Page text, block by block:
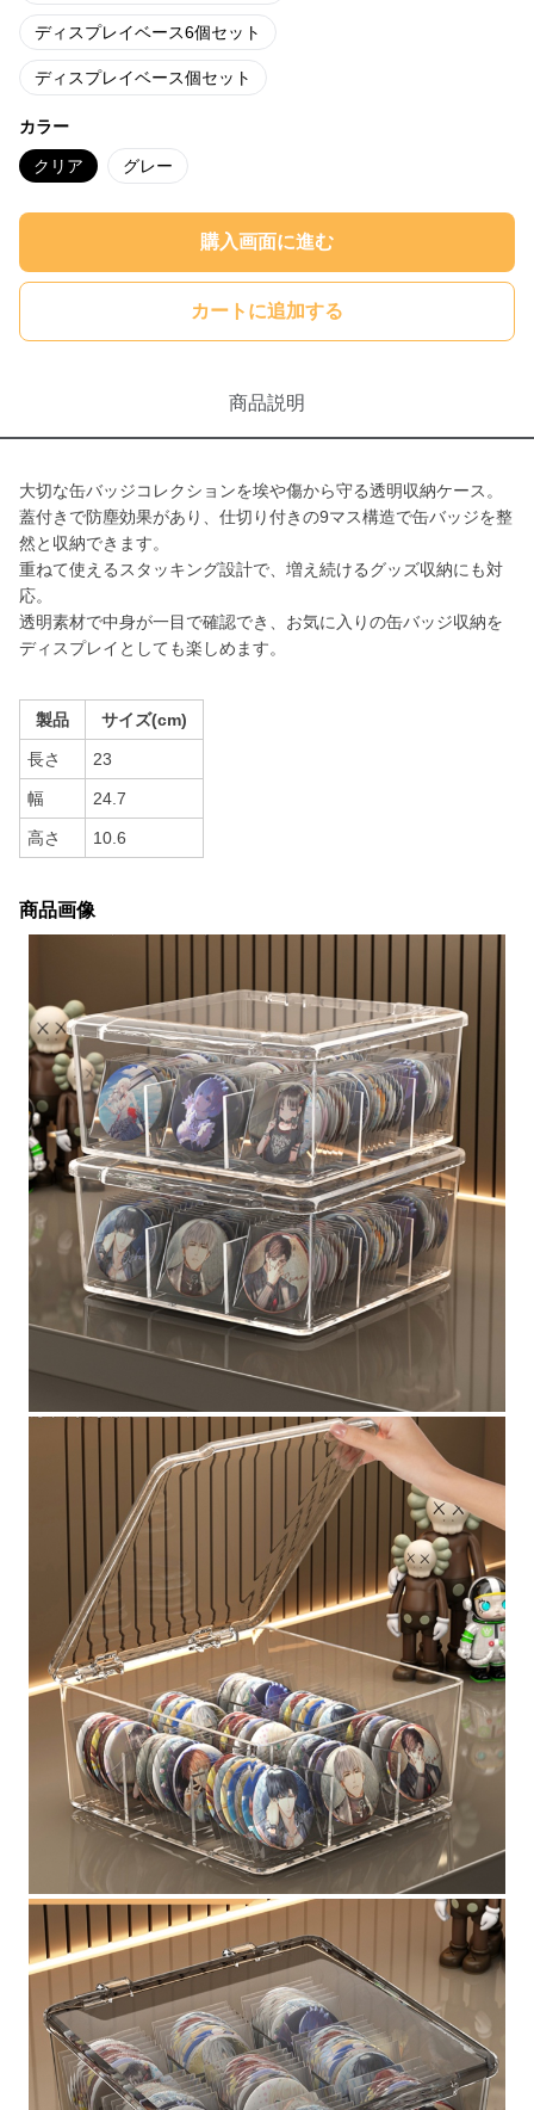
ディスプレイベース6個セット
ディスプレイベース個セット
カラー
クリア グレー
購入画面に進む
カートに追加する
商品説明
大切な缶バッジコレクションを埃や傷から守る透明収納ケース。
蓋付きで防塵効果があり、仕切り付きの9マス構造で缶バッジを整
然と収納できます。
重ねて使えるスタッキング設計で、増え続けるグッズ収納にも対
応。
透明素材で中身が一目で確認でき、お気に入りの缶バッジ収納を
ディスプレイとしても楽しめます。
製品 サイズ(cm)
長さ 23
幅 24.7
高さ 10.6
商品画像